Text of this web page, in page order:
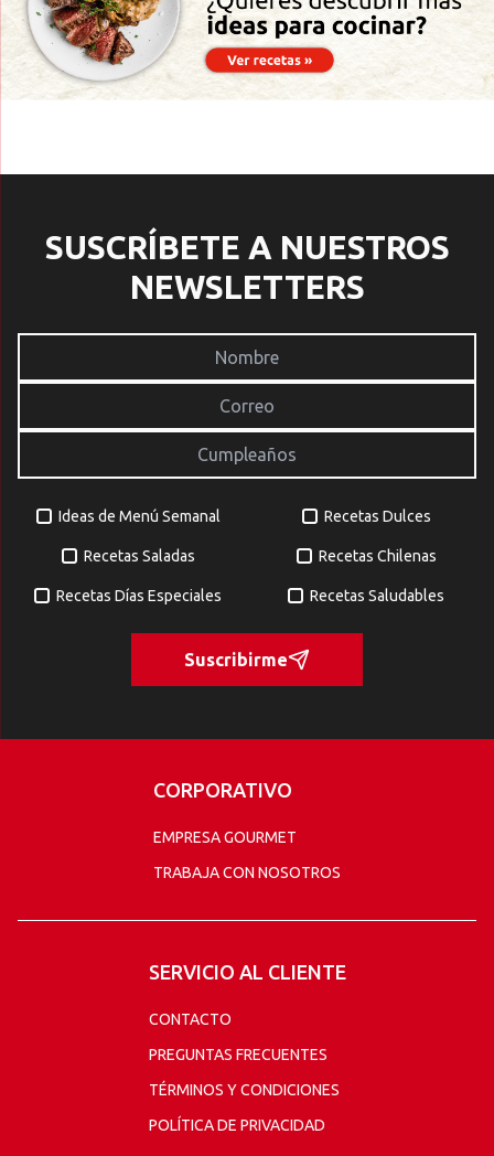
SUSCRÍBETE A NUESTROS
NEWSLETTERS
Ideas de Menú Semanal Recetas Dulces
Recetas Saladas Recetas Chilenas
Recetas Días Especiales Recetas Saludables
Suscribirme
CORPORATIVO
EMPRESA GOURMET
TRABAJA CON NOSOTROS
SERVICIO AL CLIENTE
CONTACTO
PREGUNTAS FRECUENTES
TÉRMINOS Y CONDICIONES
POLÍTICA DE PRIVACIDAD